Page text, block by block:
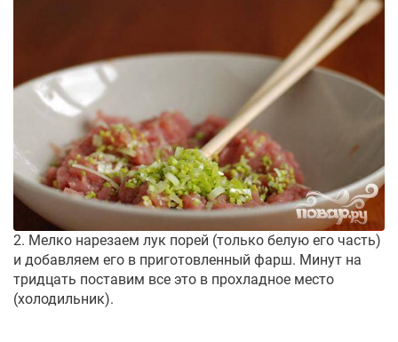
2. Мелко нарезаем лук порей (только белую его часть)
и добавляем его в приготовленный фарш. Минут на
тридцать поставим все это в прохладное место
(холодильник).